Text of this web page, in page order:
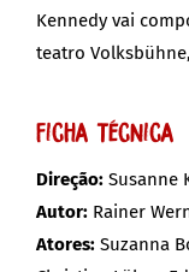
Kennedy vai
teatro
Ficha Técnica
Direção: Susanne
Autor: Rainer
Atores: Suzanna